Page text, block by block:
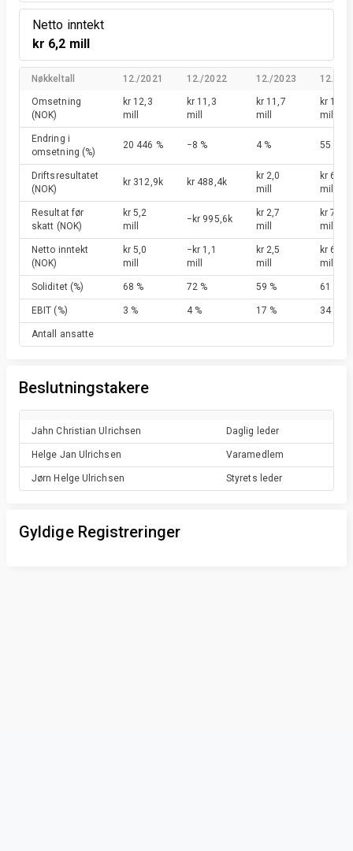
Netto inntekt
kr 6,2 mill
Nøkkeltall 12./2021 12./2022 12./2023 12./
Omsetning
(NOK)
kr 12,3
mill
kr 11,3
mill
kr 11,7
mill
kr 18,1
mill
Endring i
omsetning (%)
20 446 % −8 % 4 % 55 %
Driftsresultatet
(NOK)
kr 312,9k kr 488,4k
kr 2,0
mill
kr 6,2
mill
Resultat før
skatt (NOK)
kr 5,2
mill
−kr 995,6k
kr 2,7
mill
kr 7,3
mill
Netto inntekt
(NOK)
kr 5,0
mill
−kr 1,1
mill
kr 2,5
mill
kr 6,2
mill
Soliditet (%) 68 % 72 % 59 % 61 %
EBIT (%) 3 % 4 % 17 % 34 %
Antall ansatte
Beslutningstakere
Jahn Christian Ulrichsen Daglig leder
Helge Jan Ulrichsen Varamedlem
Jørn Helge Ulrichsen Styrets leder
Gyldige Registreringer